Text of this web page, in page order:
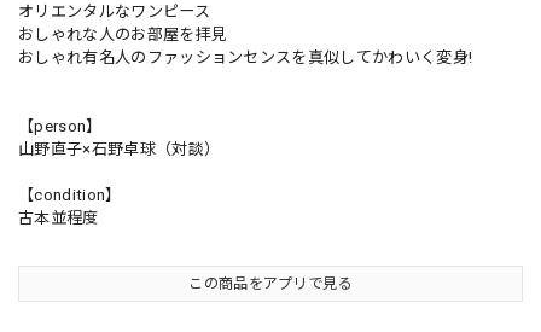
オリエンタルなワンピース
おしゃれな人のお部屋を拝見
おしゃれ有名人のファッションセンスを真似してかわいく変身!
【person】
山野直子×石野卓球（対談）
【condition】
古本並程度
この商品をアプリで見る